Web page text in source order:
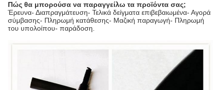
Πώς θα μπορούσα να παραγγείλω τα προϊόντα σας;
Έρευνα- Διαπραγμάτευση- Τελικά δείγματα επιβεβαιωμένα- Αγορά
σύμβασης- Πληρωμή κατάθεσης- Μαζική παραγωγή- Πληρωμή
του υπολοίπου- παράδοση.